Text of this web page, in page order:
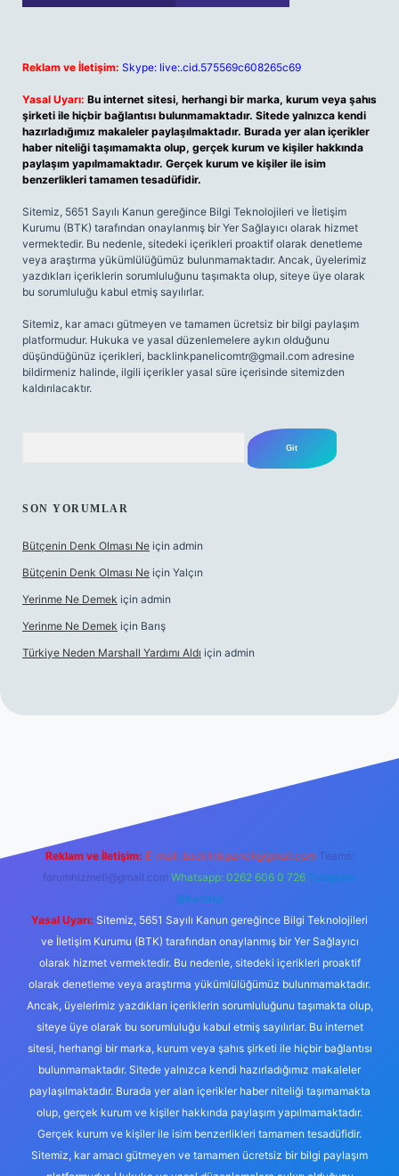
Reklam ve İletişim: Skype: live:.cid.575569c608265c69
Yasal Uyarı: Bu internet sitesi, herhangi bir marka, kurum veya şahıs
şirketi ile hiçbir bağlantısı bulunmamaktadır. Sitede yalnızca kendi
hazırladığımız makaleler paylaşılmaktadır. Burada yer alan içerikler
haber niteliği taşımamakta olup, gerçek kurum ve kişiler hakkında
paylaşım yapılmamaktadır. Gerçek kurum ve kişiler ile isim
benzerlikleri tamamen tesadüfidir.
Sitemiz, 5651 Sayılı Kanun gereğince Bilgi Teknolojileri ve İletişim
Kurumu (BTK) tarafından onaylanmış bir Yer Sağlayıcı olarak hizmet
vermektedir. Bu nedenle, sitedeki içerikleri proaktif olarak denetleme
veya araştırma yükümlülüğümüz bulunmamaktadır. Ancak, üyelerimiz
yazdıkları içeriklerin sorumluluğunu taşımakta olup, siteye üye olarak
bu sorumluluğu kabul etmiş sayılırlar.
Sitemiz, kar amacı gütmeyen ve tamamen ücretsiz bir bilgi paylaşım
platformudur. Hukuka ve yasal düzenlemelere aykırı olduğunu
düşündüğünüz içerikleri, backlinkpanelicomtr@gmail.com adresine
bildirmeniz halinde, ilgili içerikler yasal süre içerisinde sitemizden
kaldırılacaktır.
SON YORUMLAR
Bütçenin Denk Olması Ne için admin
Bütçenin Denk Olması Ne için Yalçın
Yerinme Ne Demek için admin
Yerinme Ne Demek için Barış
Türkiye Neden Marshall Yardımı Aldı için admin
Reklam ve İletişim: E-mail: backlinkpaneli@gmail.com Teams:
forumhizmeti@gmail.com Whatsapp: 0262 606 0 726 Telegram:
@karabul
Yasal Uyarı: Sitemiz, 5651 Sayılı Kanun gereğince Bilgi Teknolojileri
ve İletişim Kurumu (BTK) tarafından onaylanmış bir Yer Sağlayıcı
olarak hizmet vermektedir. Bu nedenle, sitedeki içerikleri proaktif
olarak denetleme veya araştırma yükümlülüğümüz bulunmamaktadır.
Ancak, üyelerimiz yazdıkları içeriklerin sorumluluğunu taşımakta olup,
siteye üye olarak bu sorumluluğu kabul etmiş sayılırlar. Bu internet
sitesi, herhangi bir marka, kurum veya şahıs şirketi ile hiçbir bağlantısı
bulunmamaktadır. Sitede yalnızca kendi hazırladığımız makaleler
paylaşılmaktadır. Burada yer alan içerikler haber niteliği taşımamakta
olup, gerçek kurum ve kişiler hakkında paylaşım yapılmamaktadır.
Gerçek kurum ve kişiler ile isim benzerlikleri tamamen tesadüfidir.
Sitemiz, kar amacı gütmeyen ve tamamen ücretsiz bir bilgi paylaşım